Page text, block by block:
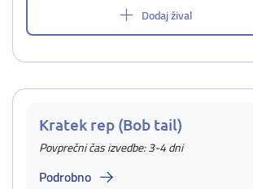
Dodaj žival
Kratek rep (Bob tail)
Povprečni čas izvedbe: 3-4 dni
Podrobno